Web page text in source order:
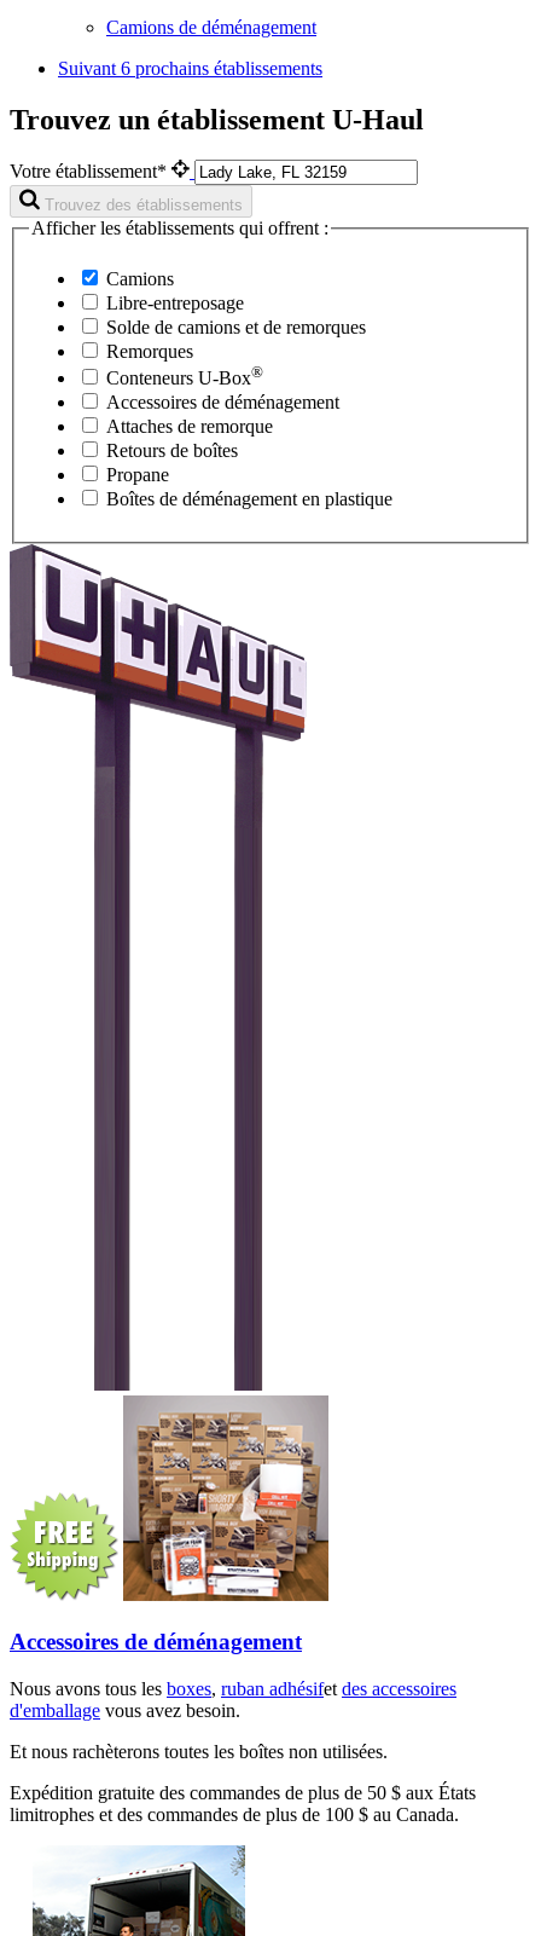
Camions de déménagement
Suivant 6 prochains établissements
Trouvez un établissement U-Haul
Votre établissement*
Trouvez des établissements
Afficher les établissements qui offrent :
Camions
Libre-entreposage
Solde de camions et de remorques
Remorques
Conteneurs U-Box®
Accessoires de déménagement
Attaches de remorque
Retours de boîtes
Propane
Boîtes de déménagement en plastique
Accessoires de déménagement
Nous avons tous les boxes, ruban adhésifet des accessoires
d'emballage vous avez besoin.
Et nous rachèterons toutes les boîtes non utilisées.
Expédition gratuite des commandes de plus de 50 $ aux États
limitrophes et des commandes de plus de 100 $ au Canada.